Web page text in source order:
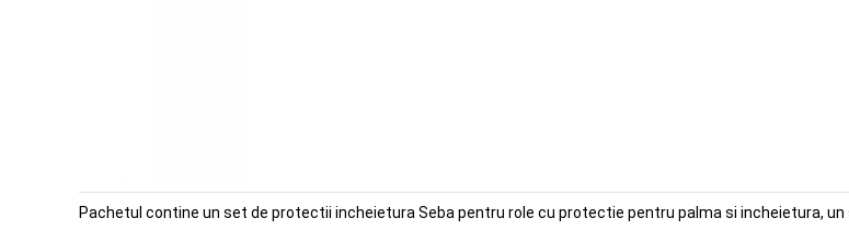
Pachetul contine un set de protectii incheietura Seba pentru role cu protectie pentru palma si incheietura, un